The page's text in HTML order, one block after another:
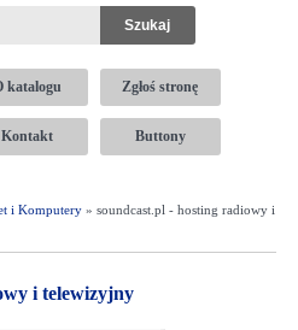
katalogu Zgłoś stronę
Kontakt Buttony
i Komputery» soundcast.pl - hosting radiowy i
i telewizyjny